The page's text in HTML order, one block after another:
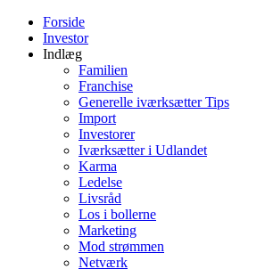
Forside
Investor
Indlæg
Familien
Franchise
Generelle iværksætter Tips
Import
Investorer
Iværksætter i Udlandet
Karma
Ledelse
Livsråd
Los i bollerne
Marketing
Mod strømmen
Netværk